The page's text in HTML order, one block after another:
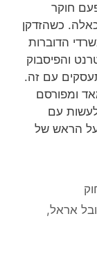
חוקר
כשהזדקן
הדוברות
והפיסבוק
עם זה.
ומפורסם
עם
על הראש של
אראל,